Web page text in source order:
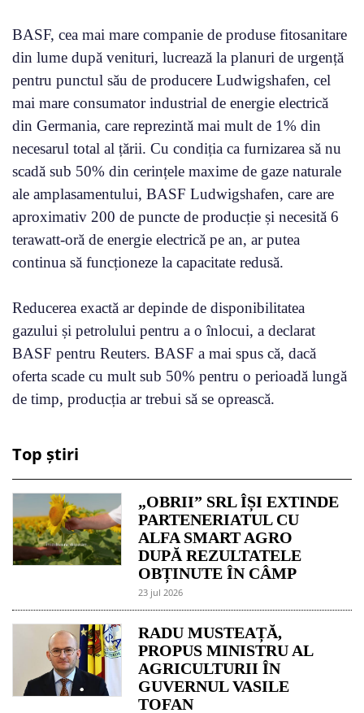
BASF, cea mai mare companie de produse fitosanitare
din lume după venituri, lucrează la planuri de urgență
pentru punctul său de producere Ludwigshafen, cel
mai mare consumator industrial de energie electrică
din Germania, care reprezintă mai mult de 1% din
necesarul total al țării. Cu condiția ca furnizarea să nu
scadă sub 50% din cerințele maxime de gaze naturale
ale amplasamentului, BASF Ludwigshafen, care are
aproximativ 200 de puncte de producție și necesită 6
terawatt-oră de energie electrică pe an, ar putea
continua să funcționeze la capacitate redusă.
Reducerea exactă ar depinde de disponibilitatea
gazului și petrolului pentru a o înlocui, a declarat
BASF pentru Reuters. BASF a mai spus că, dacă
oferta scade cu mult sub 50% pentru o perioadă lungă
de timp, producția ar trebui să se oprească.
Top știri
„OBRII” SRL ÎȘI EXTINDE
PARTENERIATUL CU
ALFA SMART AGRO
DUPĂ REZULTATELE
OBȚINUTE ÎN CÂMP
23 jul 2026
RADU MUSTEAȚĂ,
PROPUS MINISTRU AL
AGRICULTURII ÎN
GUVERNUL VASILE
TOFAN